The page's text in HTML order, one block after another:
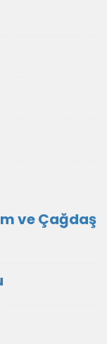
ve Çağdaş